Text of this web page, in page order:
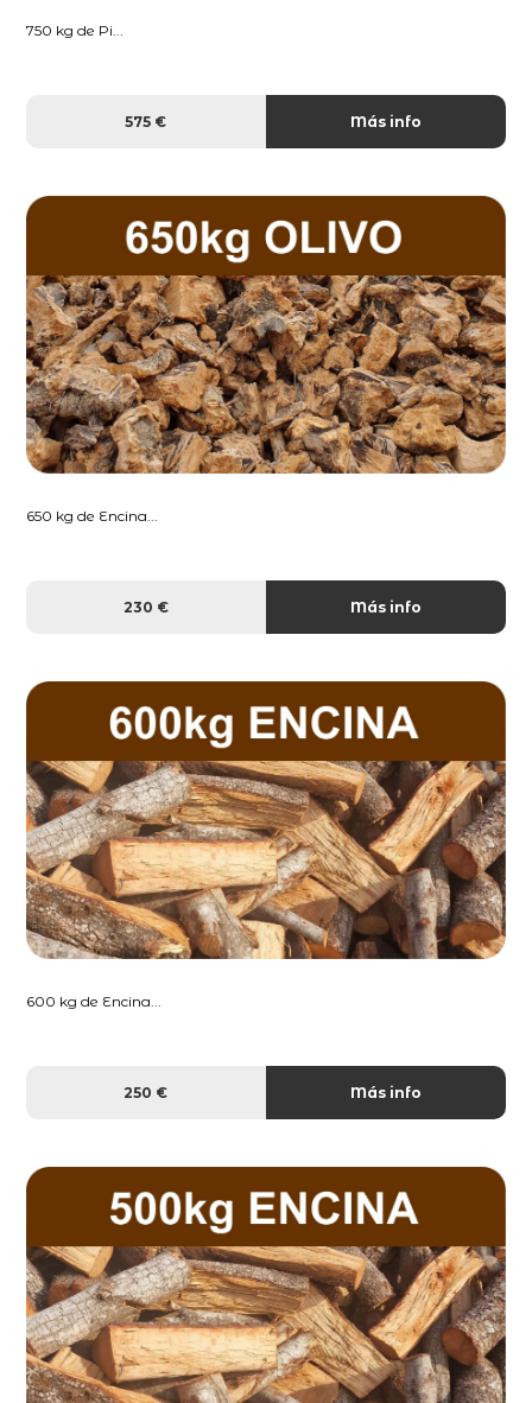
750 kg de Pi...
575 € Más info
650 kg de Encina...
230 € Más info
600 kg de Encina...
250 € Más info